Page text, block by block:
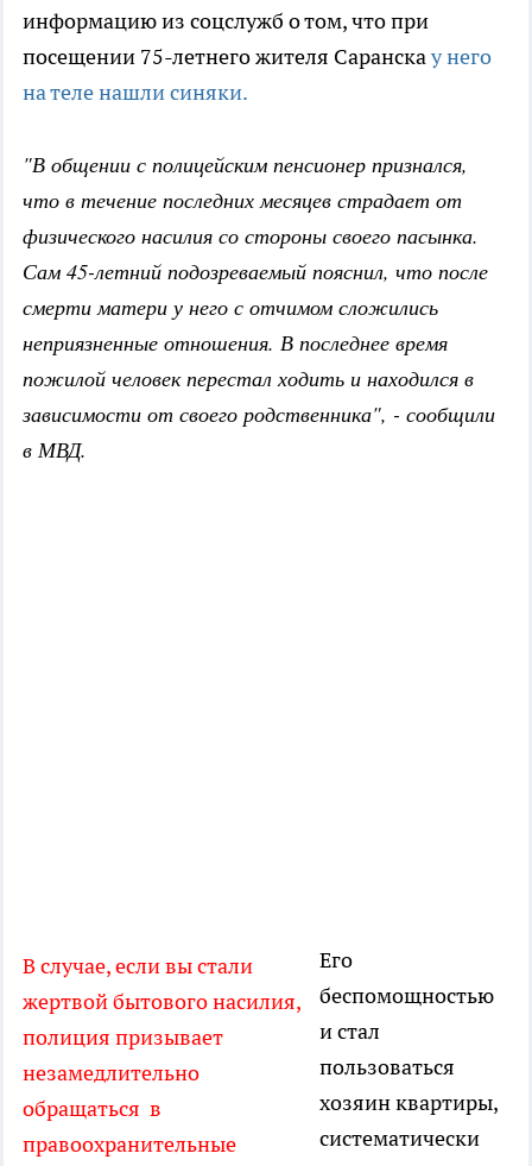
информацию из соцслужб о том, что при
посещении 75-летнего жителя Саранскау него
на теле нашли синяки.
"В общении с полицейским пенсионер признался,
что в течение последних месяцев страдает от
физического насилия со стороны своего пасынка.
Сам 45-летний подозреваемый пояснил, что после
смерти матери у него с отчимом сложились
неприязненные отношения. В последнее время
пожилой человек перестал ходить и находился в
зависимости от своего родственника", - сообщили
в МВД.
В случае, если вы стали
жертвой бытового насилия,
полиция призывает
незамедлительно
обращаться в
правоохранительные
Его
беспомощностью
и стал
пользоваться
хозяин квартиры,
систематически